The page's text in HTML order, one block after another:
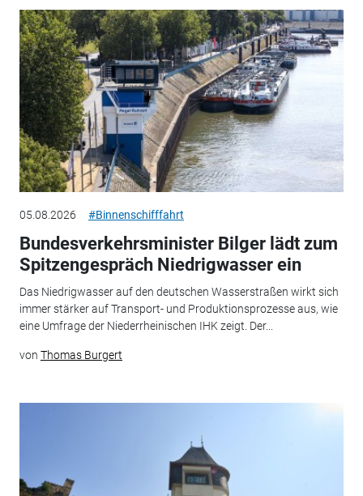
05.08.2026 #Binnenschifffahrt
Bundesverkehrsminister Bilger lädt zum
Spitzengespräch Niedrigwasser ein
Das Niedrigwasser auf den deutschen Wasserstraßen wirkt sich
immer stärker auf Transport- und Produktionsprozesse aus, wie
eine Umfrage der Niederrheinischen IHK zeigt. Der...
von Thomas Burgert